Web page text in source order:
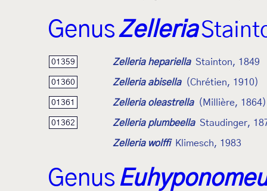
GenusZelleria
01359 Zelleria hepariella Stainton, 1849
01360 Zelleria abisella (Chrétien, 1910)
01361 Zelleria oleastrella (Millière, 1864)
01362 Zelleria plumbeella Staudinger,
Zelleria wolffi Klimesch, 1983
Genus